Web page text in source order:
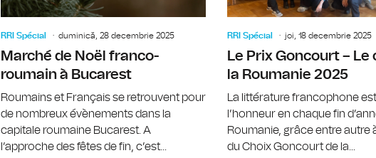
RRI Spécial duminică, 28 decembrie 2025
Marché de Noël franco-
roumain à Bucarest
Roumains et Français se retrouvent pour
de nombreux évènements dans la
capitale roumaine Bucarest. A
l’approche des fêtes de fin, c’est...
RRI Spécial joi, 18 decembrie 2025
Le Prix Goncourt – Le
la Roumanie 2025
La littérature francophone
l’honneur en chaque fin
Roumanie, grâce entre autre
du Choix Goncourt de la...